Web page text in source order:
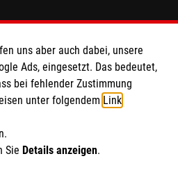
uns
144
3025500
uns aber auch dabei, unsere
Ads, eingesetzt. Das bedeutet,
bei fehlender Zustimmung
unter folgendem Link
Sie Details anzeigen.